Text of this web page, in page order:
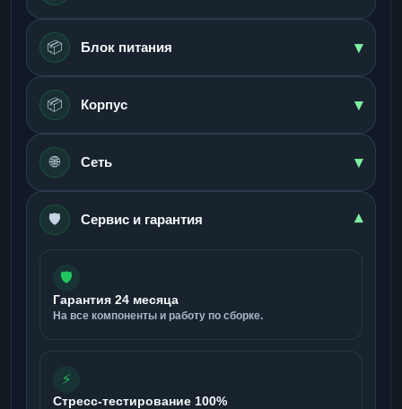
📦 Блок питания ▾
📦 Корпус ▾
🌐 Сеть ▾
🛡️ Сервис и гарантия ▾
🛡️
Гарантия 24 месяца
На все компоненты и работу по сборке.
⚡
Стресс-тестирование 100%